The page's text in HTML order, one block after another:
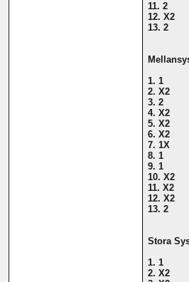
11. 2
12. X2
13. 2
1. 1
2. X2
3. 2
4. X2
5. X2
6. X2
7. 1X
8. 1
9. 1
10. X2
11. X2
12. X2
13. 2
Stora
1. 1
2. X2